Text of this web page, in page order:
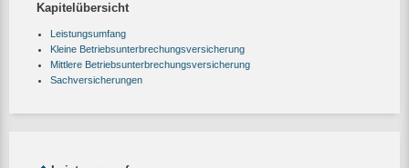
Kapitelübersicht
Leistungsumfang
Kleine Betriebsunterbrechungsversicherung
Mittlere Betriebsunterbrechungsversicherung
Sachversicherungen